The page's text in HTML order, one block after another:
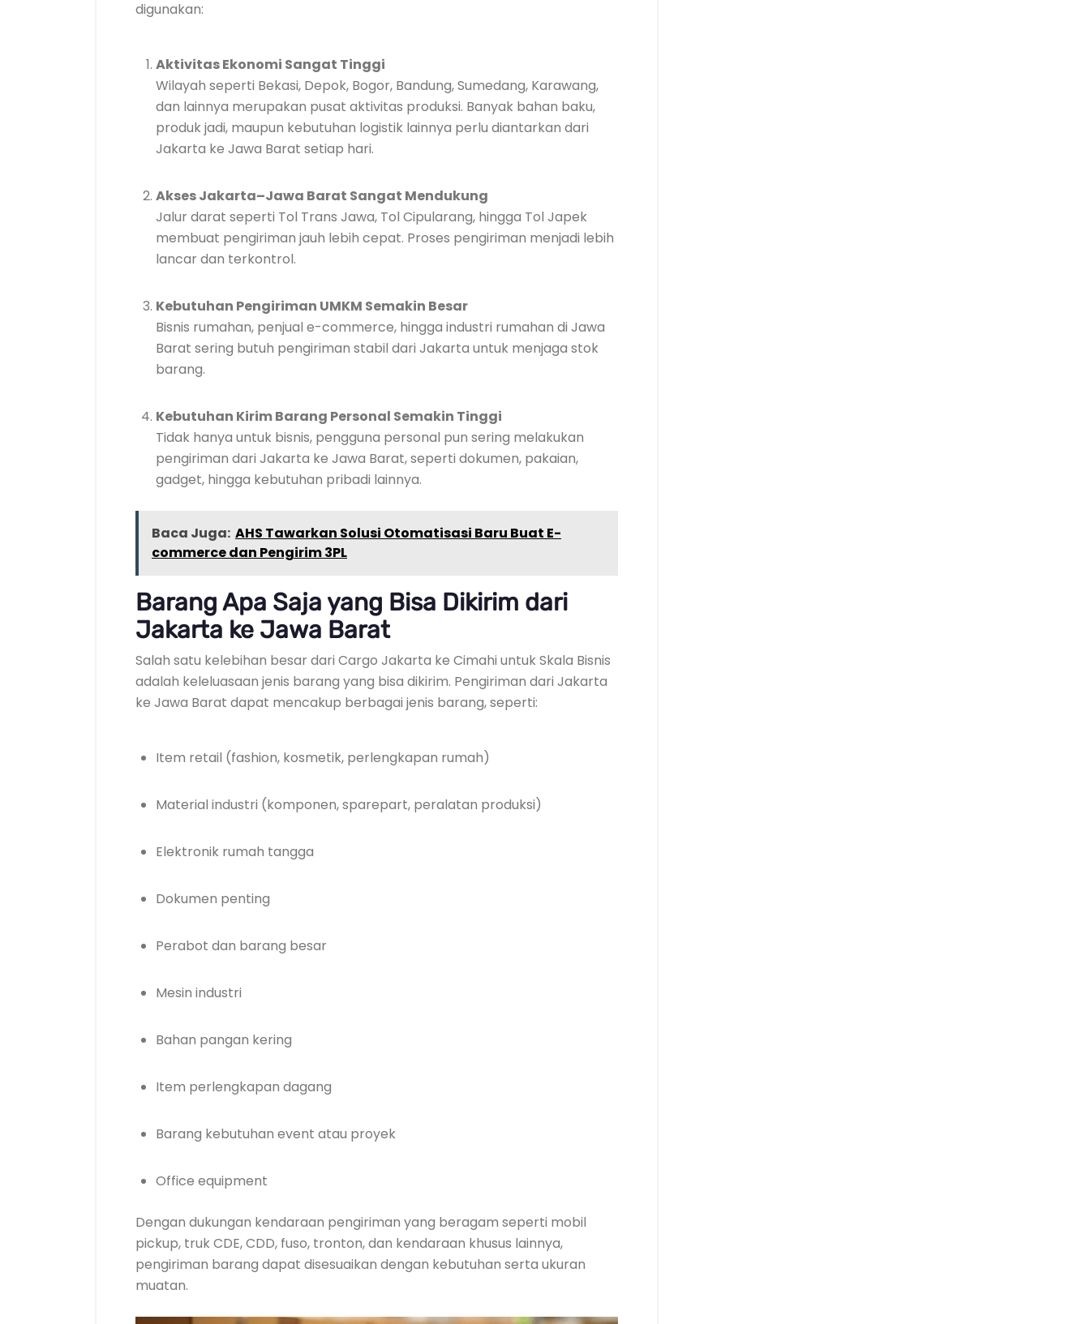
digunakan:
Aktivitas Ekonomi Sangat Tinggi
Wilayah seperti Bekasi, Depok, Bogor, Bandung, Sumedang, Karawang,
dan lainnya merupakan pusat aktivitas produksi. Banyak bahan baku,
produk jadi, maupun kebutuhan logistik lainnya perlu diantarkan dari
Jakarta ke Jawa Barat setiap hari.
Akses Jakarta–Jawa Barat Sangat Mendukung
Jalur darat seperti Tol Trans Jawa, Tol Cipularang, hingga Tol Japek
membuat pengiriman jauh lebih cepat. Proses pengiriman menjadi lebih
lancar dan terkontrol.
Kebutuhan Pengiriman UMKM Semakin Besar
Bisnis rumahan, penjual e-commerce, hingga industri rumahan di Jawa
Barat sering butuh pengiriman stabil dari Jakarta untuk menjaga stok
barang.
Kebutuhan Kirim Barang Personal Semakin Tinggi
Tidak hanya untuk bisnis, pengguna personal pun sering melakukan
pengiriman dari Jakarta ke Jawa Barat, seperti dokumen, pakaian,
gadget, hingga kebutuhan pribadi lainnya.
Baca Juga: AHS Tawarkan Solusi Otomatisasi Baru Buat E-
commerce dan Pengirim 3PL
Barang Apa Saja yang Bisa Dikirim dari
Jakarta ke Jawa Barat
Salah satu kelebihan besar dari Cargo Jakarta ke Cimahi untuk Skala Bisnis
adalah keleluasaan jenis barang yang bisa dikirim. Pengiriman dari Jakarta
ke Jawa Barat dapat mencakup berbagai jenis barang, seperti:
Item retail (fashion, kosmetik, perlengkapan rumah)
Material industri (komponen, sparepart, peralatan produksi)
Elektronik rumah tangga
Dokumen penting
Perabot dan barang besar
Mesin industri
Bahan pangan kering
Item perlengkapan dagang
Barang kebutuhan event atau proyek
Office equipment
Dengan dukungan kendaraan pengiriman yang beragam seperti mobil
pickup, truk CDE, CDD, fuso, tronton, dan kendaraan khusus lainnya,
pengiriman barang dapat disesuaikan dengan kebutuhan serta ukuran
muatan.